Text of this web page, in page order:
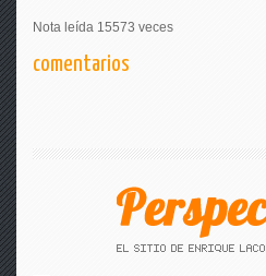
Nota leída 15573 veces
comentarios